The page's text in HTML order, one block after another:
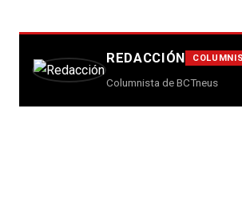
REDACCIÓN
Columnista de BCTneus